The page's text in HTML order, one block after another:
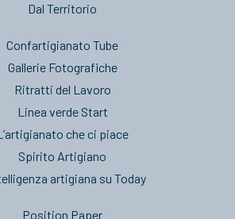
Dal Territorio
Confartigianato Tube
Gallerie Fotografiche
Ritratti del Lavoro
Linea verde Start
che ci piace
Spirito Artigiano
artigiana su Today
Position Paper